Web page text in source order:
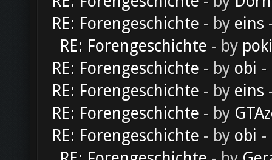
RE: Forengeschichte - by eins
RE: Forengeschichte - by
RE: Forengeschichte - by obi -
RE: Forengeschichte - by eins
RE: Forengeschichte - by
RE: Forengeschichte - by obi -